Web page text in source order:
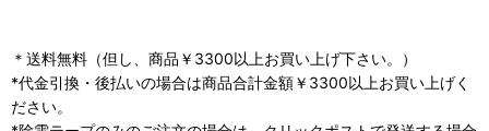
＊送料無料（但し、商品￥3300以上お買い上げ下さい。）
*代金引換・後払いの場合は商品合計金額￥3300以上お買い上げく
ださい。